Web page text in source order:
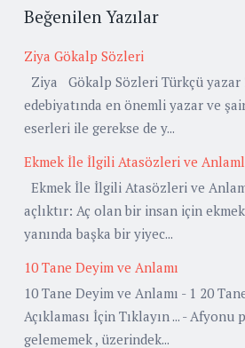
Beğenilen Yazılar
Ziya Gökalp Sözleri
Ziya Gökalp Sözleri Türkçü yazar
edebiyatında en önemli yazar ve
eserleri ile gerekse de y...
Ekmek İle İlgili Atasözleri ve
Ekmek İle İlgili Atasözleri ve
açlıktır: Aç olan bir insan için
yanında başka bir yiyec...
10 Tane Deyim ve Anlamı
10 Tane Deyim ve Anlamı - 1 20
Açıklaması İçin Tıklayın ... -
gelememek , üzerindek...